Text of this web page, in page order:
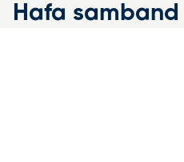
Hafa samband